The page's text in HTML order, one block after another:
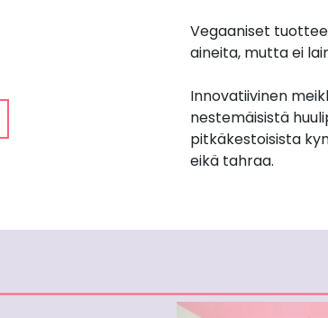
Vegaaniset
aineita, mutta ei
Innovatiivinen
nestemäisistä
pitkäkestoisista
eikä tahraa.